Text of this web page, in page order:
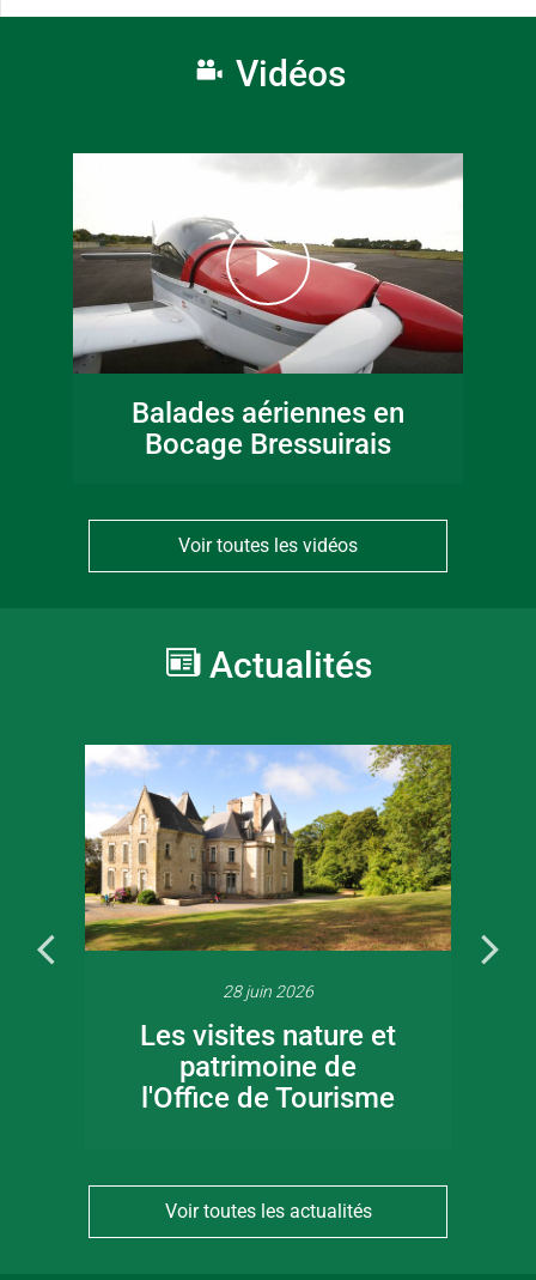
Vidéos
Balades aériennes en
Bocage Bressuirais
Voir toutes les vidéos
Actualités
28 juin 2026
Les visites nature et
patrimoine de
l'Office de Tourisme
Voir toutes les actualités